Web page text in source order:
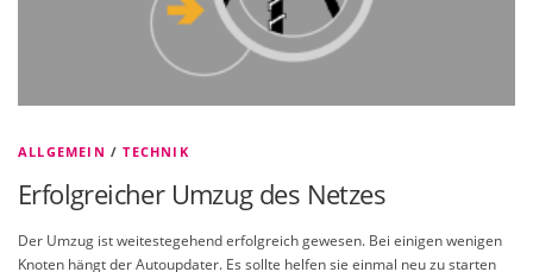
ALLGEMEIN /TECHNIK
Erfolgreicher Umzug des Netzes
Der Umzug ist weitestegehend erfolgreich gewesen. Bei einigen wenigen
Knoten hängt der Autoupdater. Es sollte helfen sie einmal neu zu starten